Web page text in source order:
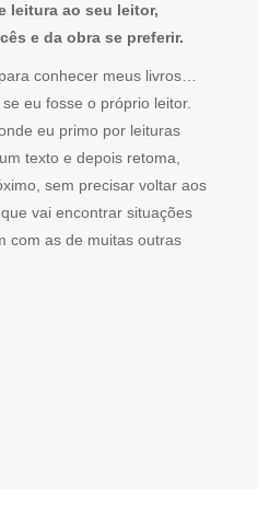
leitura ao seu leitor,
e da obra se preferir.
conhecer meus livros…
eu fosse o próprio leitor.
eu primo por leituras
texto e depois retoma,
sem precisar voltar aos
vai encontrar situações
com as de muitas outras